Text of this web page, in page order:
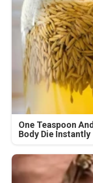
One Teaspoon
Body Die Instantly